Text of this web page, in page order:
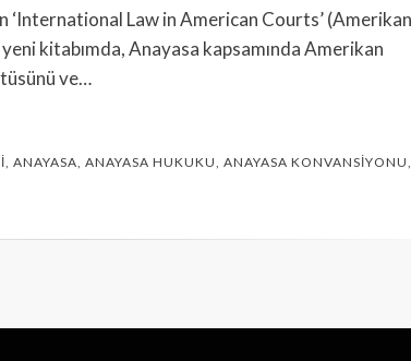
‘International Law in American Courts’ (Amerikan
kitabımda, Anayasa kapsamında Amerikan
ve…
, ANAYASA, ANAYASA HUKUKU, ANAYASA KONVANSIYONU,